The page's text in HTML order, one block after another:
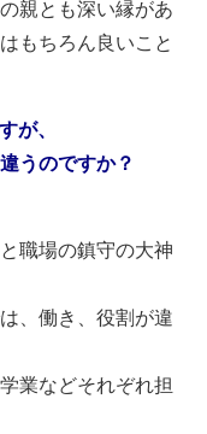
親とも深い縁があ
もちろん良いこと
が、
うのですか？
職場の鎮守の大神
、働き、役割が違
業などそれぞれ担